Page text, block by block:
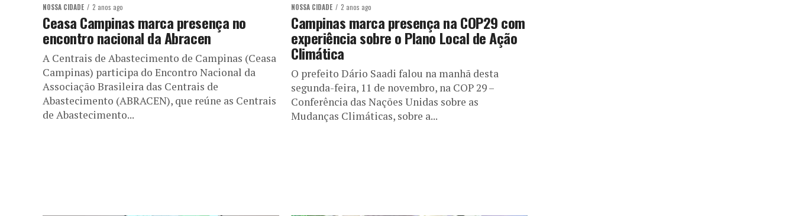
NOSSA CIDADE 2 anos ago
Ceasa Campinas marca presença no
encontro nacional da Abracen
A Centrais de Abastecimento de Campinas (Ceasa
Campinas) participa do Encontro Nacional da
Associação Brasileira das Centrais de
Abastecimento (ABRACEN), que reúne as Centrais
de Abastecimento...
NOSSA CIDADE 2 anos ago
Campinas marca presença na COP29 com
experiência sobre o Plano Local de Ação
Climática
O prefeito Dário Saadi falou na manhã desta
segunda-feira, 11 de novembro, na COP 29 –
Conferência das Nações Unidas sobre as
Mudanças Climáticas, sobre a...